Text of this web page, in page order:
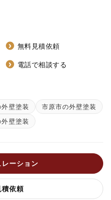
無料見積依頼
電話で相談する
壁塗装
市原市の外壁塗装
壁塗装
ーション
依頼